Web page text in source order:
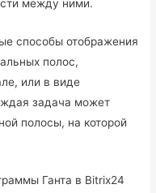
между ними.
способы отображения
полос,
или в виде
задача может
полосы, на которой
Ганта в Bitrix24